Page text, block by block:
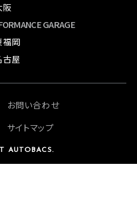
阪
GARAGE
福岡
屋
お問い合わせ
サイトマップ
AUTOBACS.